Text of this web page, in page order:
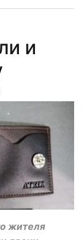
и
жителя